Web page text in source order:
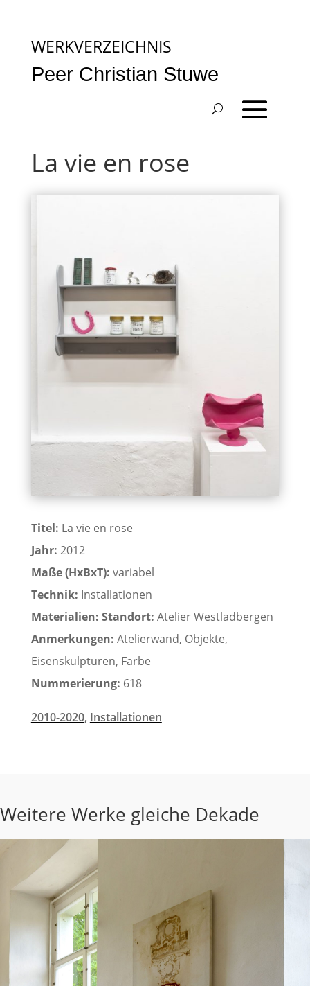
WERKVERZEICHNIS
Peer Christian Stuwe
La vie en rose
Titel: La vie en rose
Jahr: 2012
Maße (HxBxT): variabel
Technik: Installationen
Materialien: Standort: Atelier Westladbergen
Anmerkungen: Atelierwand, Objekte,
Eisenskulpturen, Farbe
Nummerierung: 618
2010-2020, Installationen
Weitere Werke gleiche Dekade